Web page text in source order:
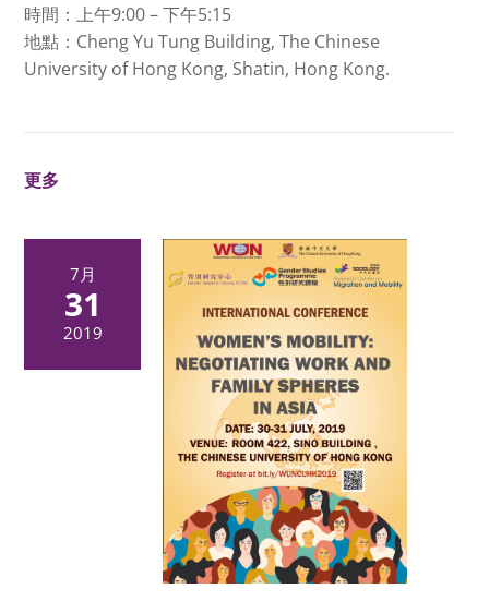
時間：上午9:00 – 下午5:15
地點：Cheng Yu Tung Building, The Chinese
University of Hong Kong, Shatin, Hong Kong.
更多
7月
31
2019